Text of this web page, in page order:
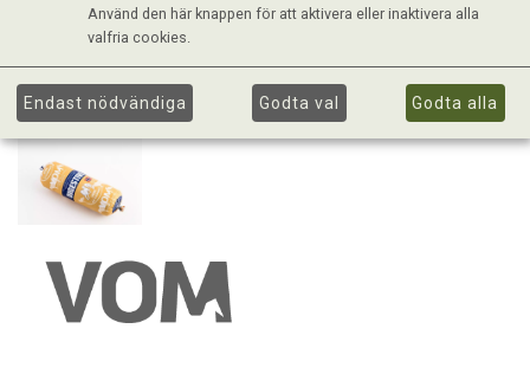
Använd den här knappen för att aktivera eller inaktivera alla
valfria cookies.
Endast nödvändiga Godta val Godta alla